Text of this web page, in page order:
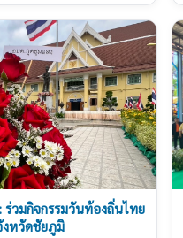
ร่วมกิจกรรมวันท้องถิ่นไทย
งหวัดชัยภูมิ